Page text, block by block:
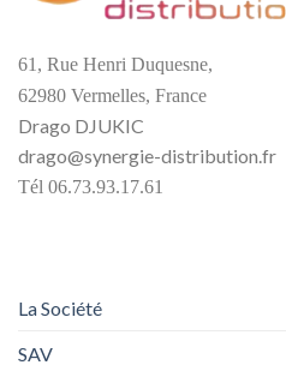
61, Rue Henri Duquesne,
62980 Vermelles, France
Drago DJUKIC
drago@synergie-distribution.fr
Tél 06.73.93.17.61
La Société
SAV